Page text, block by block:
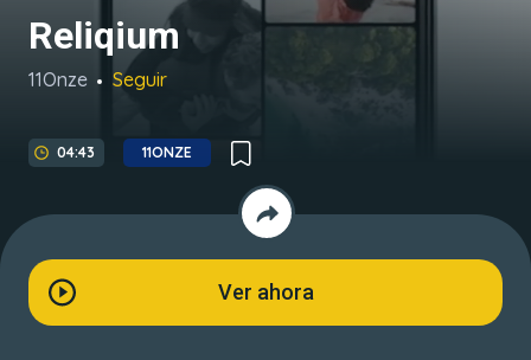
Reliqium
11Onze Seguir
04:43 11ONZE
Ver ahora